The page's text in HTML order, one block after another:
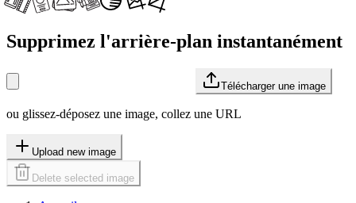
Supprimez l'arrière-plan instantanément
Télécharger une image
ou glissez-déposez une image, collez une URL
Upload new image
Delete selected image